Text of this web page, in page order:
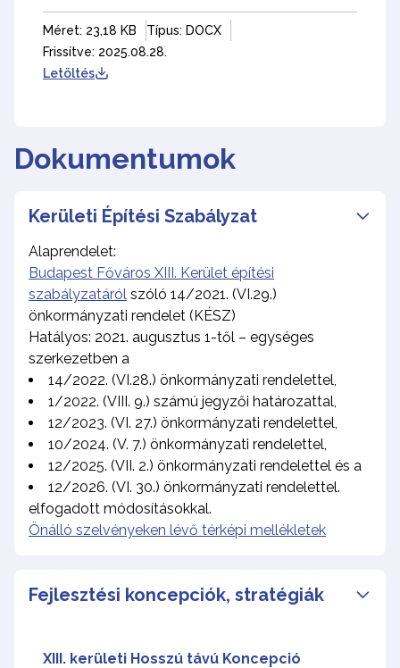
Méret: 23,18 KB
Típus: DOCX
Frissítve: 2025.08.28.
Letöltés
Dokumentumok
Kerületi Építési Szabályzat
Alaprendelet:
Budapest Főváros XIII. Kerület építési
szabályzatáról szóló 14/2021. (VI.29.)
önkormányzati rendelet (KÉSZ)
Hatályos: 2021. augusztus 1-től – egységes
szerkezetben a
14/2022. (VI.28.) önkormányzati rendelettel,
1/2022. (VIII. 9.) számú jegyzői határozattal,
12/2023. (VI. 27.) önkormányzati rendelettel,
10/2024. (V. 7.) önkormányzati rendelettel,
12/2025. (VII. 2.) önkormányzati rendelettel és a
12/2026. (VI. 30.) önkormányzati rendelettel.
elfogadott módosításokkal.
Önálló szelvényeken lévő térképi mellékletek
Fejlesztési koncepciók, stratégiák
XIII. kerületi Hosszú távú Koncepció